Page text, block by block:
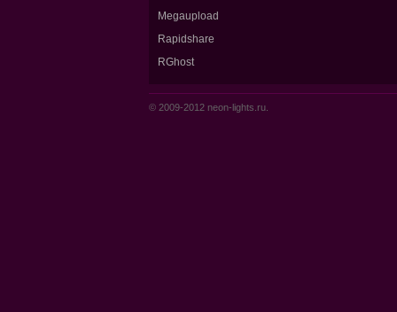
Megaupload
Rapidshare
RGhost
© 2009-2012 neon-lights.ru.